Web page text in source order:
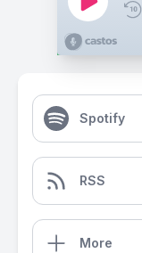
Spotify
RSS
More